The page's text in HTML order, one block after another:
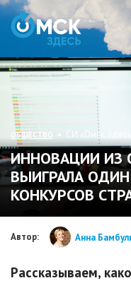
ОБЩЕСТВО • СИ «Омск
ИННОВАЦИИ ИЗ
ВЫИГРАЛА
КОНКУРСОВ
Автор: Анна
Рассказываем,